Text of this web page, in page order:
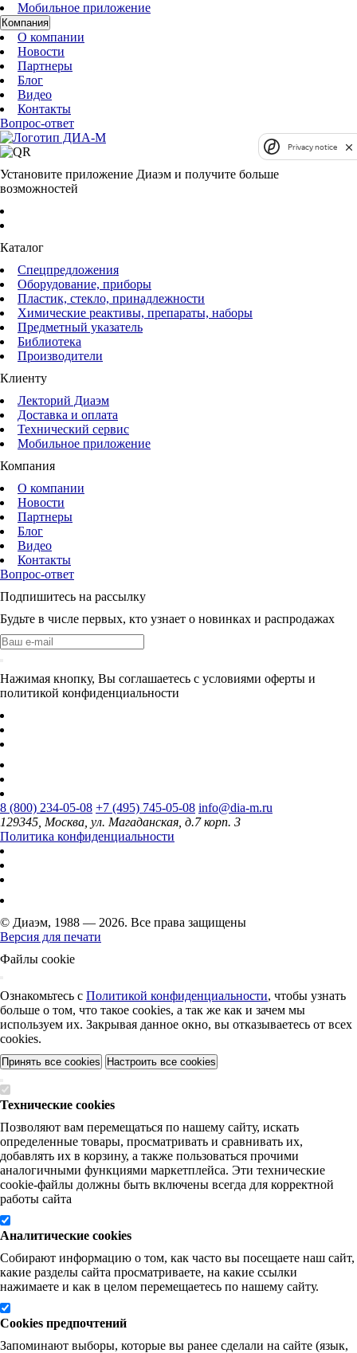
Мобильное приложение
Компания
О компании
Новости
Партнеры
Блог
Видео
Контакты
Вопрос-ответ
Установите приложение Диаэм и получите больше
возможностей
Каталог
Спецпредложения
Оборудование, приборы
Пластик, стекло, принадлежности
Химические реактивы, препараты, наборы
Предметный указатель
Библиотека
Производители
Клиенту
Лекторий Диаэм
Доставка и оплата
Технический сервис
Мобильное приложение
Компания
О компании
Новости
Партнеры
Блог
Видео
Контакты
Вопрос-ответ
Подпишитесь на рассылку
Будьте в числе первых, кто узнает о новинках и распродажах
Нажимая кнопку, Вы соглашаетесь с условиями оферты и
политикой конфиденциальности
8 (800) 234-05-08 +7 (495) 745-05-08 info@dia-m.ru
129345, Москва, ул. Магаданская, д.7 корп. 3
Политика конфиденциальности
© Диаэм, 1988 — 2026. Все права защищены
Версия для печати
Файлы cookie
Ознакомьтесь с Политикой конфиденциальности, чтобы узнать
больше о том, что такое cookies, а так же как и зачем мы
используем их. Закрывая данное окно, вы отказываетесь от всех
cookies.
Принять все cookies Настроить все cookies
Технические cookies
Позволяют вам перемещаться по нашему сайту, искать
определенные товары, просматривать и сравнивать их,
добавлять их в корзину, а также пользоваться прочими
аналогичными функциями маркетплейса. Эти технические
cookie-файлы должны быть включены всегда для корректной
работы сайта
Аналитические cookies
Собирают информацию о том, как часто вы посещаете наш сайт,
какие разделы сайта просматриваете, на какие ссылки
нажимаете и как в целом перемещаетесь по нашему сайту.
Cookies предпочтений
Запоминают выборы, которые вы ранее сделали на сайте (язык,
Privacy notice